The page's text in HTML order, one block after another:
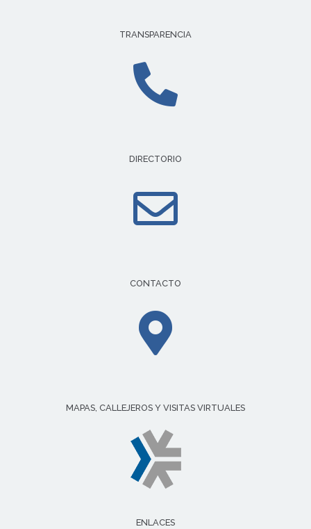
TRANSPARENCIA
DIRECTORIO
CONTACTO
MAPAS, CALLEJEROS Y VISITAS VIRTUALES
ENLACES